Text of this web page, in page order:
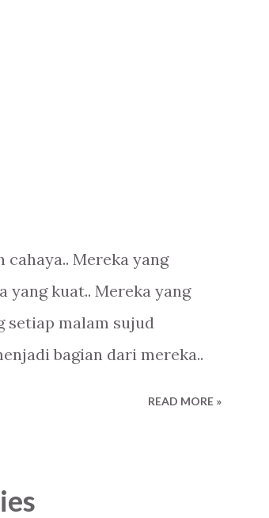
cahaya.. Mereka yang
yang kuat.. Mereka yang
setiap malam sujud
bagian dari mereka..
READ MORE »